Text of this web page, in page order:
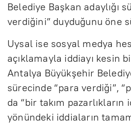
Belediye Başkan adaylığı
verdiğini” duyduğunu öne
Uysal ise sosyal medya
açıklamayla iddiayı kesin
Antalya Büyükşehir
sürecinde “para verdiği”,
da “bir takım pazarlıkların
yönündeki iddiaların